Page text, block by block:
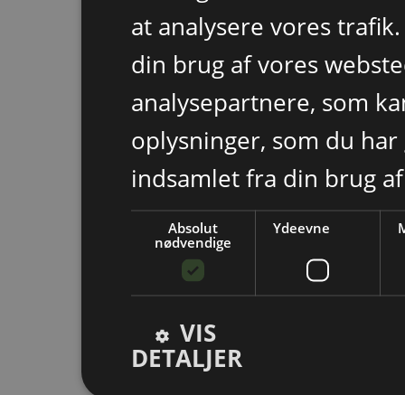
at analysere vores
din brug af vores
analysepartnere, som
oplysninger, som du
indsamlet fra din brug
Absolut
nødvendige
Ydeevne
VIS
DETALJER